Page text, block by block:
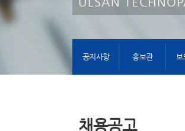
공지사항 홍보관 보
채용공고